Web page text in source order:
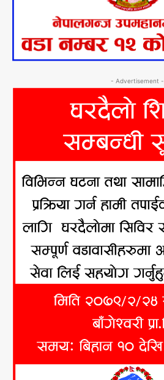
- Advertisement -